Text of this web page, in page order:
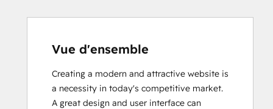
Vue d'ensemble
Creating a modern and attractive website is
a necessity in today's competitive market.
A great design and user interface can